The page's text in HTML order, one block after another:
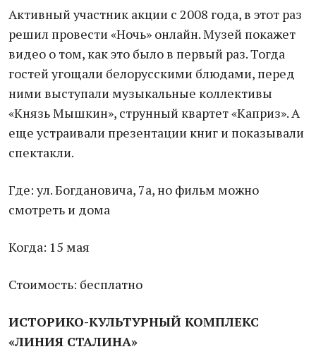
Активный участник акции с 2008 года, в этот раз
решил провести «Ночь» онлайн. Музей покажет
видео о том, как это было в первый раз. Тогда
гостей угощали белорусскими блюдами, перед
ними выступали музыкальные коллективы
«Князь Мышкин», струнный квартет «Каприз». А
еще устраивали презентации книг и показывали
спектакли.
Где: ул. Богдановича, 7а, но фильм можно
смотреть и дома
Когда: 15 мая
Стоимость: бесплатно
ИСТОРИКО-КУЛЬТУРНЫЙ КОМПЛЕКС
«ЛИНИЯ СТАЛИНА»